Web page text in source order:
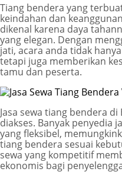
Tiang bendera yang
keindahan dan
dikenal karena daya
yang elegan. Dengan
jati, acara anda tidak
tetapi juga memberikan
tamu dan peserta.
Jasa sewa tiang bendera
diakses. Banyak penyedia
yang fleksibel,
tiang bendera sesuai
sewa yang kompetitif
ekonomis bagi